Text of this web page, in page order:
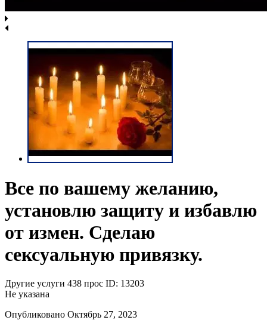
Все по вашему желанию,
установлю защиту и избавлю
от измен. Сделаю
сексуальную привязку.
Другие услуги 438 прос ID: 13203
Не указана
Опубликовано Октябрь 27, 2023